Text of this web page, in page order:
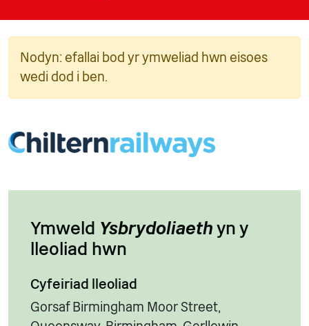
Nodyn: efallai bod yr ymweliad hwn eisoes
wedi dod i ben.
Ymweld Ysbrydoliaeth yn y
lleoliad hwn
Cyfeiriad lleoliad
Gorsaf Birmingham Moor Street,